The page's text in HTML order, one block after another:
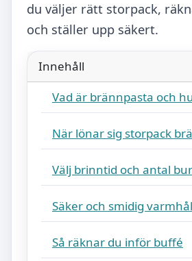
du väljer rätt storpack,
och ställer upp säkert.
Innehåll
Vad är brännpasta och
När lönar sig storpack
Välj brinntid och antal
Säker och smidig
Så räknar du inför buffé